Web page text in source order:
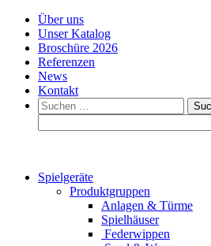
Über uns
Unser Katalog
Broschüre 2026
Referenzen
News
Kontakt
Suchen
nach:
Spielgeräte
Produktgruppen
Anlagen & Türme
Spielhäuser
Federwippen